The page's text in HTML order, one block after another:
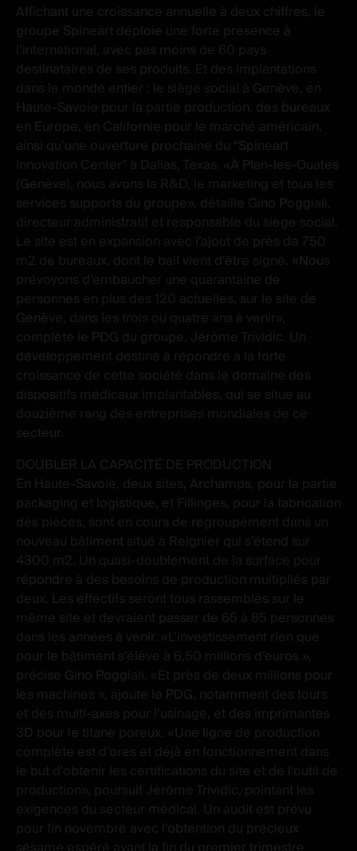
Affichant une croissance annuelle à deux chiffres, le
groupe Spineart déploie une forte présence à
l’international, avec pas moins de 60 pays
destinataires de ses produits. Et des implantations
dans le monde entier : le siège social à Genève, en
Haute-Savoie pour la partie production, des bureaux
en Europe, en Californie pour le marché américain,
ainsi qu’une ouverture prochaine du “Spineart
Innovation Center” à Dallas, Texas. «À Plan-les-Ouates
(Genève), nous avons la R&D, le marketing et tous les
services supports du groupe», détaille Gino Poggiali,
directeur administratif et responsable du siège social.
Le site est en expansion avec l’ajout de près de 750
m2 de bureaux, dont le bail vient d’être signé. «Nous
prévoyons d’embaucher une quarantaine de
personnes en plus des 120 actuelles, sur le site de
Genève, dans les trois ou quatre ans à venir»,
complète le PDG du groupe, Jérôme Trividic. Un
développement destiné à répondre à la forte
croissance de cette société dans le domaine des
dispositifs médicaux implantables, qui se situe au
douzième rang des entreprises mondiales de ce
secteur.
DOUBLER LA CAPACITÉ DE PRODUCTION
En Haute-Savoie, deux sites, Archamps, pour la partie
packaging et logistique, et Fillinges, pour la fabrication
des pièces, sont en cours de regroupement dans un
nouveau bâtiment situé à Reignier qui s’étend sur
4300 m2. Un quasi-doublement de la surface pour
répondre à des besoins de production multipliés par
deux. Les effectifs seront tous rassemblés sur le
même site et devraient passer de 65 à 85 personnes
dans les années à venir. «L’investissement rien que
pour le bâtiment s’élève à 6,50 millions d’euros »,
précise Gino Poggiali. «Et près de deux millions pour
les machines », ajoute le PDG, notamment des tours
et des multi-axes pour l’usinage, et des imprimantes
3D pour le titane poreux. «Une ligne de production
complète est d’ores et déjà en fonctionnement dans
le but d’obtenir les certifications du site et de l’outil de
production», poursuit Jérôme Trividic, pointant les
exigences du secteur médical. Un audit est prévu
pour fin novembre avec l’obtention du précieux